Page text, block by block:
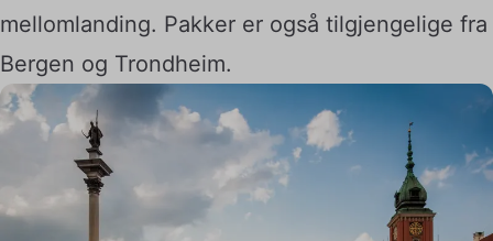
mellomlanding. Pakker er også tilgjengelige fra
Bergen og Trondheim.